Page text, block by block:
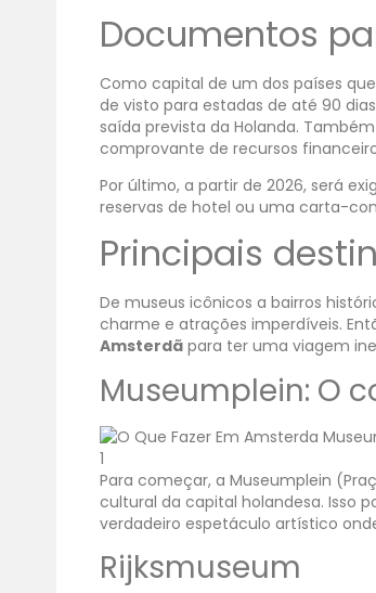
Documentos
Como capital de um dos países
de visto para estadas de até 90
saída prevista da Holanda.
comprovante de recursos
Por último, a partir de 2026, será
reservas de hotel ou uma carta-
Principais
De museus icônicos a bairros
charme e atrações imperdíveis.
Amsterdã para ter uma viagem
Museumplein: O
Para começar, a Museumplein
cultural da capital holandesa. Isso
verdadeiro espetáculo artístico
Rijksmuseum